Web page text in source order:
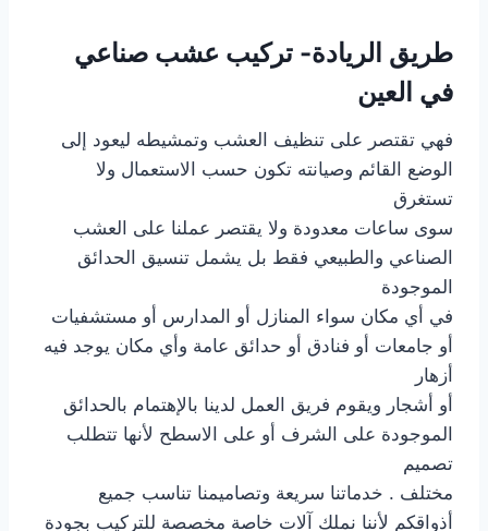
طريق الريادة- تركيب عشب صناعي
في العين
فهي تقتصر على تنظيف العشب وتمشيطه ليعود إلى
الوضع القائم وصيانته تكون حسب الاستعمال ولا
تستغرق
سوى ساعات معدودة ولا يقتصر عملنا على العشب
الصناعي والطبيعي فقط بل يشمل تنسيق الحدائق
الموجودة
في أي مكان سواء المنازل أو المدارس أو مستشفيات
أو جامعات أو فنادق أو حدائق عامة وأي مكان يوجد فيه
أزهار
أو أشجار ويقوم فريق العمل لدينا بالإهتمام بالحدائق
الموجودة على الشرف أو على الاسطح لأنها تتطلب
تصميم
مختلف . خدماتنا سريعة وتصاميمنا تناسب جميع
أذواقكم لأننا نملك آلات خاصة مخصصة للتركيب بجودة